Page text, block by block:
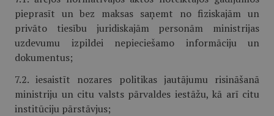
pieprasīt un bez maksas saņemt no fiziskajām un
privāto tiesību juridiskajām personām ministrijas
uzdevumu izpildei nepieciešamo informāciju un
dokumentus;
7.2. iesaistīt nozares politikas jautājumu risināšanā
ministriju un citu valsts pārvaldes iestāžu, kā arī citu
institūciju pārstāvjus;